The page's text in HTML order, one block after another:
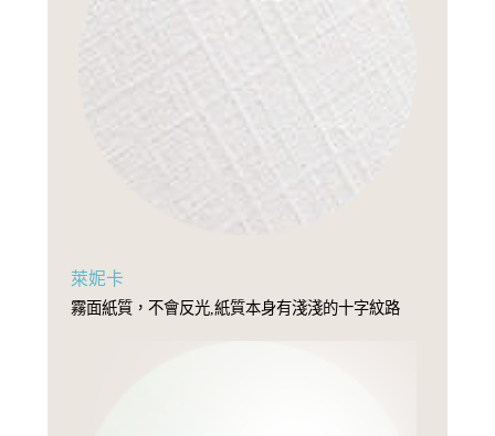
萊妮卡
霧面紙質，不會反光,紙質本身有淺淺的十字紋路